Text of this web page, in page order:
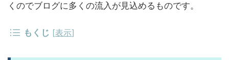
くのでブログに多くの流入が見込めるものです。
もくじ [表示]